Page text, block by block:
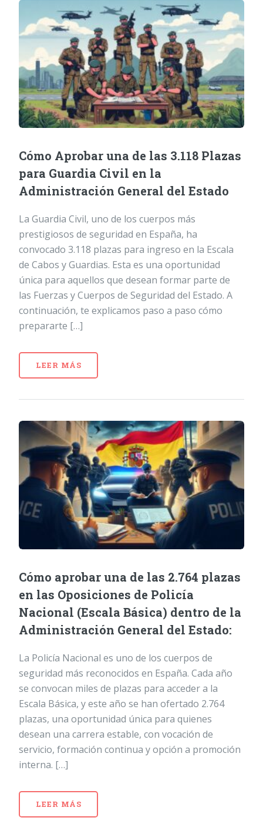
Cómo Aprobar una de las 3.118 Plazas
para Guardia Civil en la
Administración General del Estado
La Guardia Civil, uno de los cuerpos más
prestigiosos de seguridad en España, ha
convocado 3.118 plazas para ingreso en la Escala
de Cabos y Guardias. Esta es una oportunidad
única para aquellos que desean formar parte de
las Fuerzas y Cuerpos de Seguridad del Estado. A
continuación, te explicamos paso a paso cómo
prepararte […]
LEER MÁS
Cómo aprobar una de las 2.764 plazas
en las Oposiciones de Policía
Nacional (Escala Básica) dentro de la
Administración General del Estado:
La Policía Nacional es uno de los cuerpos de
seguridad más reconocidos en España. Cada año
se convocan miles de plazas para acceder a la
Escala Básica, y este año se han ofertado 2.764
plazas, una oportunidad única para quienes
desean una carrera estable, con vocación de
servicio, formación continua y opción a promoción
interna. […]
LEER MÁS